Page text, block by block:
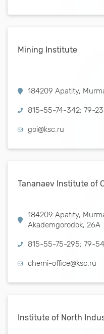
Mining Institute
184209 Apatity,
815-55-74-342; 79-
goi@ksc.ru
Tananaev Institute of
184209 Apatity,
Akademgorodok, 26А
815-55-75-295; 79-
chemi-office@ksc.ru
Institute of North